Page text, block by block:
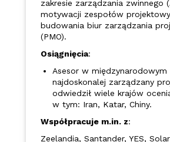
zakresie zarządzania zwinnego
motywacji zespołów
budowania biur zarządzania
(PMO).
Osiągnięcia:
Asesor w międzynarodowym
najdoskonalej zarządzany
odwiedził wiele krajów
w tym: Iran, Katar, Chiny.
Współpracuje m.in. z:
Zeelandia, Santander, YES,